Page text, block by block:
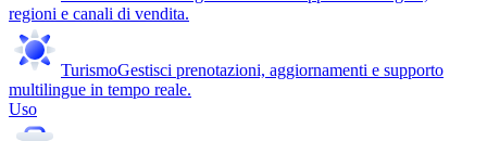
regioni e canali di vendita.
TurismoGestisci prenotazioni, aggiornamenti e supporto
multilingue in tempo reale.
Uso